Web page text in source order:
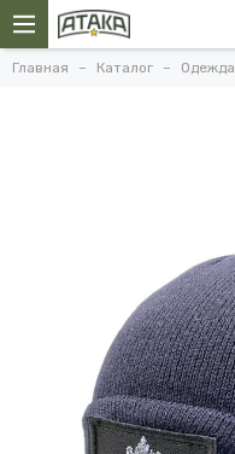
Главная Каталог Одежда